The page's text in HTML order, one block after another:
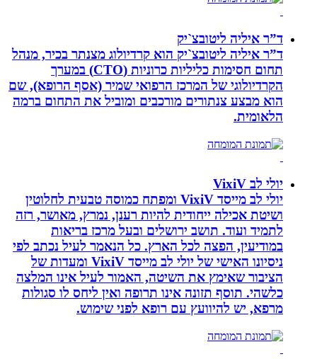
ד”ר איליה ליטובצ`יק
ד”ר איליה ליטובצ`יק הוא קרדיולוג מצנתר בכיר, מנהל
תחום חסימות כליליות כרוניות (CTO) במערך
הקרדיולוגי של המרכז הרפואי שמיר (אסף הרופא), שם
הוא מבצע צנתורים מורכבים ומוביל את התחום ברמה
הלאומית.
יולי לב VixiV
יולי לב מייסד VixiV ומפתח כמוסה טבעית לחלוטין
ושיטת אכילה ייחודית להיות רענן, נמרץ, מאושר, רזה
לתמיד ועוד. תושב ירושלים ובעל מרכז בריאות
במודיעין, הפצה לכל הארץ. כל הנאמר לעיל נכתב לפי
ניסיונו האישי של יולי לב מייסד VixiV ומעדות של
הציבור שאימץ את השיטה, האמור לעיל אינו המלצה
כלשהי. תוסף תזונה אינו תרופה ואין ליחס לו סגולות
מרפא, יש להיוועץ עם רופא לפני שימוש.